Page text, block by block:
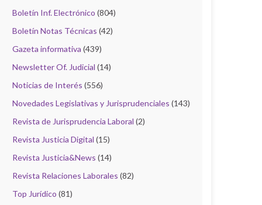
Boletín Inf. Electrónico (804)
Boletín Notas Técnicas (42)
Gazeta informativa (439)
Newsletter Of. Judicial (14)
Noticias de Interés (556)
Novedades Legislativas y Jurisprudenciales (143)
Revista de Jurisprudencia Laboral (2)
Revista Justicia Digital (15)
Revista Justicia&News (14)
Revista Relaciones Laborales (82)
Top Jurídico (81)